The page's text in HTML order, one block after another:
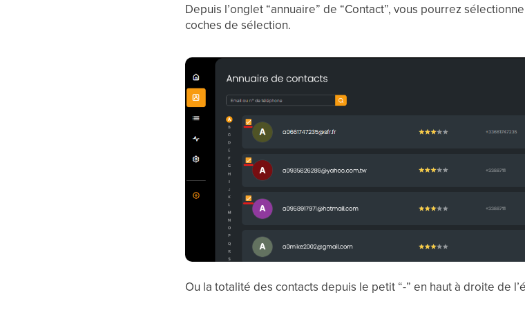
Depuis l’onglet “annuaire” de “Contact”, vous pourrez
coches de sélection.
Ou la totalité des contacts depuis le petit “-” en haut à droite de